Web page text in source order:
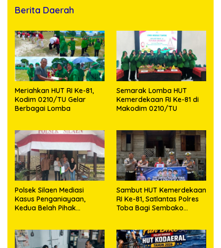
Berita Daerah
Meriahkan HUT RI Ke-81,
Kodim 0210/TU Gelar
Berbagai Lomba
Semarak Lomba HUT
Kemerdekaan RI Ke-81 di
Makodim 0210/TU
Polsek Silaen Mediasi
Kasus Penganiayaan,
Kedua Belah Pihak
Sambut HUT Kemerdekaan
RI Ke-81, Satlantas Polres
Toba Bagi Sembako